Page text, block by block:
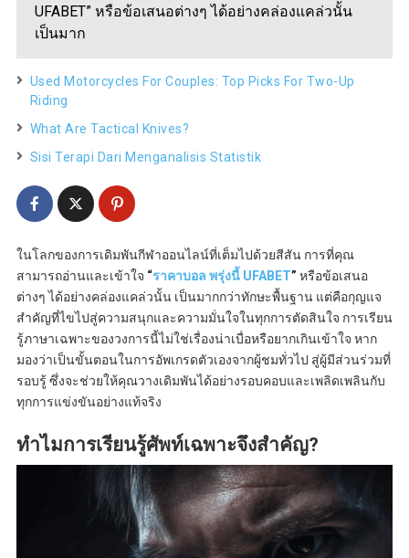
UFABET” หรือข้อเสนอต่างๆ ได้อย่างคล่องแคล่วนั้น
เป็นมาก
Used Motorcycles For Couples: Top Picks For Two-Up
Riding
What Are Tactical Knives?
Sisi Terapi Dari Menganalisis Statistik
ในโลกของการเดิมพันกีฬาออนไลน์ที่เต็มไปด้วยสีสัน การที่คุณ
สามารถอ่านและเข้าใจ “ราคาบอล พรุ่งนี้ UFABET” หรือข้อเสนอ
ต่างๆ ได้อย่างคล่องแคล่วนั้น เป็นมากกว่าทักษะพื้นฐาน แต่คือกุญแจ
สำคัญที่ไขไปสู่ความสนุกและความมั่นใจในทุกการตัดสินใจ การเรียน
รู้ภาษาเฉพาะของวงการนี้ไม่ใช่เรื่องน่าเบื่อหรือยากเกินเข้าใจ หาก
มองว่าเป็นขั้นตอนในการอัพเกรดตัวเองจากผู้ชมทั่วไป สู่ผู้มีส่วนร่วมที่
รอบรู้ ซึ่งจะช่วยให้คุณวางเดิมพันได้อย่างรอบคอบและเพลิดเพลินกับ
ทุกการแข่งขันอย่างแท้จริง
ทำไมการเรียนรู้ศัพท์เฉพาะจึงสำคัญ?